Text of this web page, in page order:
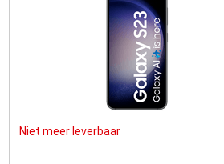
Niet meer leverbaar